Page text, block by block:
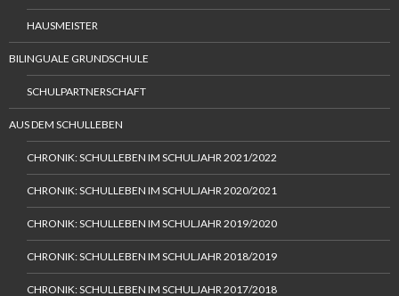
HAUSMEISTER
BILINGUALE GRUNDSCHULE
SCHULPARTNERSCHAFT
AUS DEM SCHULLEBEN
CHRONIK: SCHULLEBEN IM SCHULJAHR 2021/2022
CHRONIK: SCHULLEBEN IM SCHULJAHR 2020/2021
CHRONIK: SCHULLEBEN IM SCHULJAHR 2019/2020
CHRONIK: SCHULLEBEN IM SCHULJAHR 2018/2019
CHRONIK: SCHULLEBEN IM SCHULJAHR 2017/2018